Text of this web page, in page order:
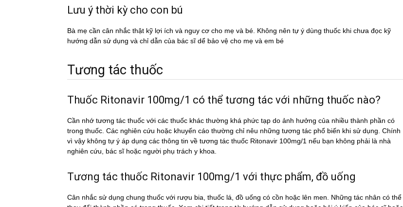
Lưu ý thời kỳ cho con bú
Bà mẹ cần cân nhắc thật kỹ lợi ích và nguy cơ cho mẹ và bé. Không nên tự ý dùng thuốc khi chưa đọc kỹ
hướng dẫn sử dụng và chỉ dẫn của bác sĩ dể bảo vệ cho mẹ và em bé
Tương tác thuốc
Thuốc Ritonavir 100mg/1 có thể tương tác với những thuốc nào?
Cần nhớ tương tác thuốc với các thuốc khác thường khá phức tạp do ảnh hưởng của nhiều thành phần có
trong thuốc. Các nghiên cứu hoặc khuyến cáo thường chỉ nêu những tương tác phổ biến khi sử dụng. Chính
vì vậy không tự ý áp dụng các thông tin về tương tác thuốc Ritonavir 100mg/1 nếu bạn không phải là nhà
nghiên cứu, bác sĩ hoặc người phụ trách y khoa.
Tương tác thuốc Ritonavir 100mg/1 với thực phẩm, đồ uống
Cân nhắc sử dụng chung thuốc với rượu bia, thuốc lá, đồ uống có cồn hoặc lên men. Những tác nhân có thể